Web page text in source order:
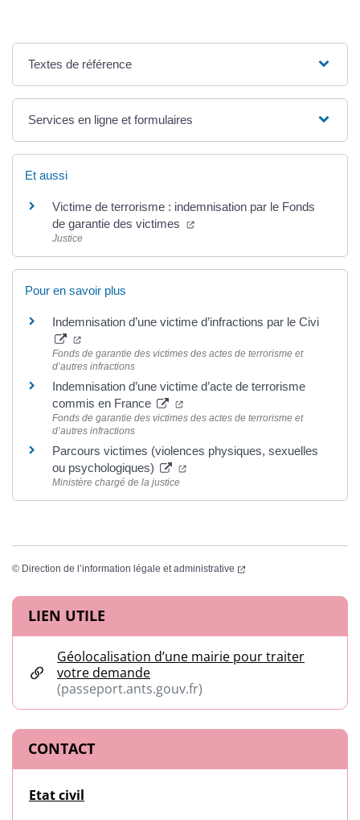
Textes de référence
Services en ligne et formulaires
Et aussi
Victime de terrorisme : indemnisation par le Fonds
de garantie des victimes
(ouverture dans un nouvel
Justice
Pour en savoir plus
Indemnisation d’une victime d’infractions par le Civi
(ouverture dans un nouvel onglet)
Fonds de garantie des victimes des actes de terrorisme et
d’autres infractions
Indemnisation d’une victime d’acte de terrorisme
commis en France
(ouverture dans un nouvel onglet)
Fonds de garantie des victimes des actes de terrorisme et
d’autres infractions
Parcours victimes (violences physiques, sexuelles
ou psychologiques)
(ouverture dans un nouvel onglet)
Ministère chargé de la justice
© Direction de l’information légale et administrative (ouverture dans un
Informations complémentaires
LIEN UTILE
Géolocalisation d’une mairie pour traiter
votre demande
(passeport.ants.gouv.fr)
CONTACT
Etat civil